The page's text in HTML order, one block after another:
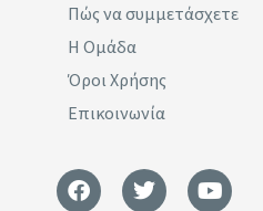
Πώς να συμμετάσχετε
Η Ομάδα
Όροι Χρήσης
Επικοινωνία